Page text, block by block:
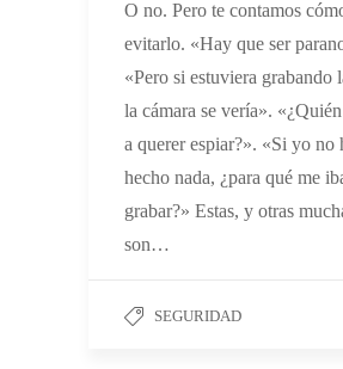
O no. Pero te contamos
evitarlo. «Hay que ser
«Pero si estuviera grabando
la cámara se vería».
a querer espiar?». «Si yo no
hecho nada, ¿para qué me
grabar?» Estas, y otras
son…
SEGURIDAD